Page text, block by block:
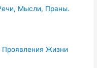
Мысли, Праны.
Проявления Жизни